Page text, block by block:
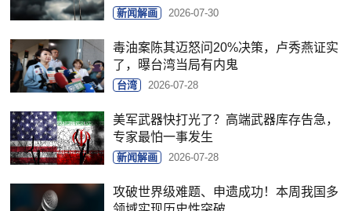
新闻解画 2026-07-30
毒油案陈其迈怒问20%决策，卢秀燕证实
了，曝台湾当局有内鬼
台湾 2026-07-28
美军武器快打光了？高端武器库存告急，
专家最怕一事发生
新闻解画 2026-07-28
攻破世界级难题、申遗成功！本周我国多